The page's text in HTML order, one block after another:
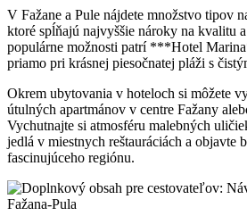
V Fažane a Pule nájdete množstvo tipov
ktoré spĺňajú najvyššie nároky na kvalitu
populárne možnosti patrí ***Hotel
priamo pri krásnej piesočnatej pláži s
Okrem ubytovania v hoteloch si môžete
útulných apartmánov v centre Fažany
Vychutnajte si atmosféru malebných
jedlá v miestnych reštauráciách a objavte
fascinujúceho regiónu.